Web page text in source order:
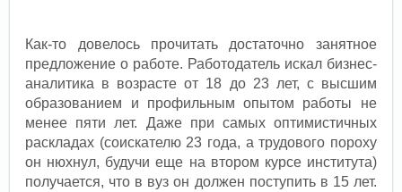
Как-то довелось прочитать достаточно занятное
предложение о работе. Работодатель искал бизнес-
аналитика в возрасте от 18 до 23 лет, с высшим
образованием и профильным опытом работы не
менее пяти лет. Даже при самых оптимистичных
раскладах (соискателю 23 года, а трудового пороху
он нюхнул, будучи еще на втором курсе института)
получается, что в вуз он должен поступить в 15 лет.